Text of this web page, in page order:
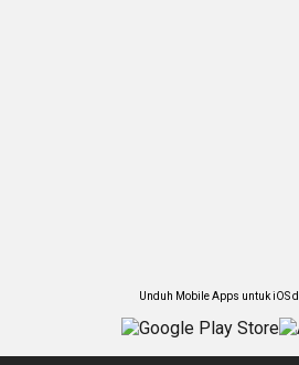
Unduh Mobile Apps untuk iOS